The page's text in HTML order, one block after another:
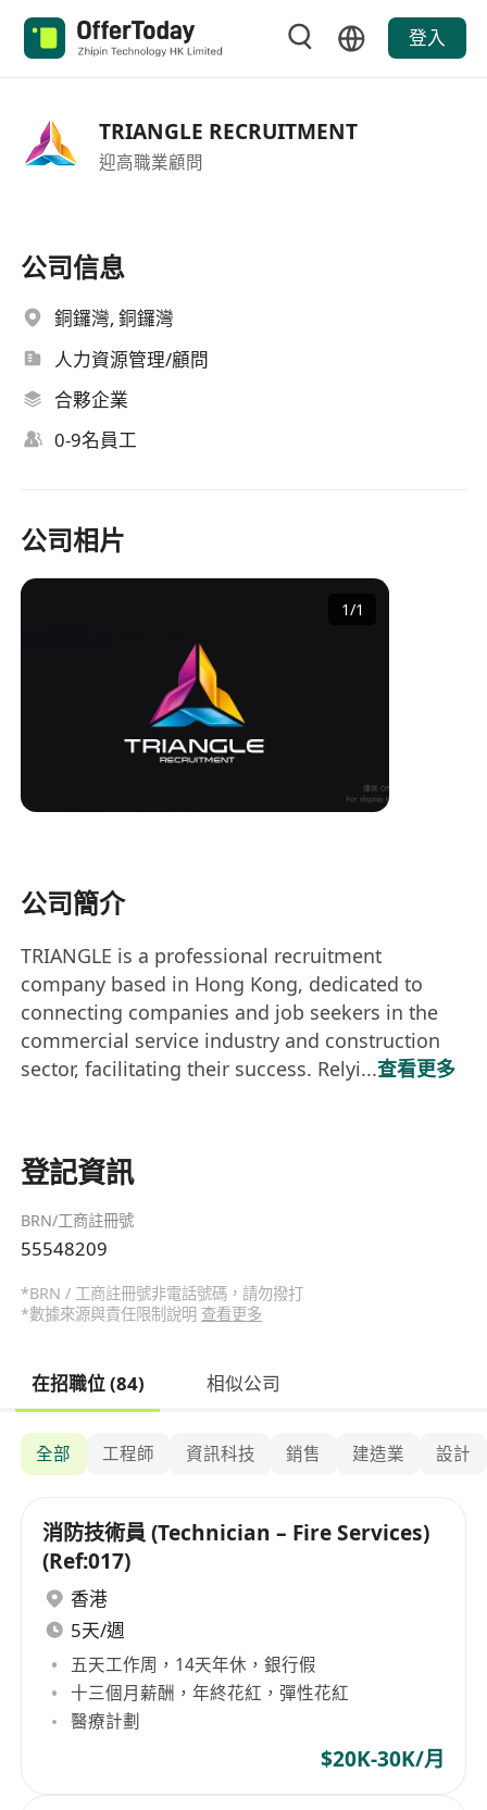
登入
TRIANGLE RECRUITMENT
迎高職業顧問
公司信息
銅鑼灣, 銅鑼灣
人力資源管理/顧問
合夥企業
0-9名員工
公司相片
1/1
公司簡介
TRIANGLE is a professional recruitment
company based in Hong Kong, dedicated to
connecting companies and job seekers in the
commercial service industry and construction
sector, facilitating their success. Relyi...查看更多
登記資訊
BRN/工商註冊號
55548209
*BRN / 工商註冊號非電話號碼，請勿撥打
*數據來源與責任限制說明 查看更多
在招職位 (84) 相似公司
全部 工程師 資訊科技 銷售 建造業 設計
消防技術員 (Technician – Fire Services)
(Ref:017)
香港
5天/週
五天工作周，14天年休，銀行假
十三個月薪酬，年終花紅，彈性花紅
醫療計劃
$20K-30K/月